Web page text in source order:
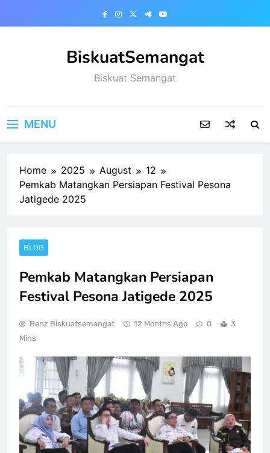
BiskuatSemangat
Biskuat Semangat
MENU
Home 2025 August
12
Pemkab Matangkan Persiapan Festival Pesona
Jatigede 2025
BLOG
Pemkab Matangkan Persiapan
Festival Pesona Jatigede 2025
Benz Biskuatsemangat 12 Months Ago 0
3
Mins